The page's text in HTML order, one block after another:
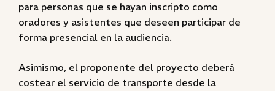
para personas que se hayan inscripto como
oradores y asistentes que deseen participar de
forma presencial en la audiencia.
Asimismo, el proponente del proyecto deberá
costear el servicio de transporte desde la